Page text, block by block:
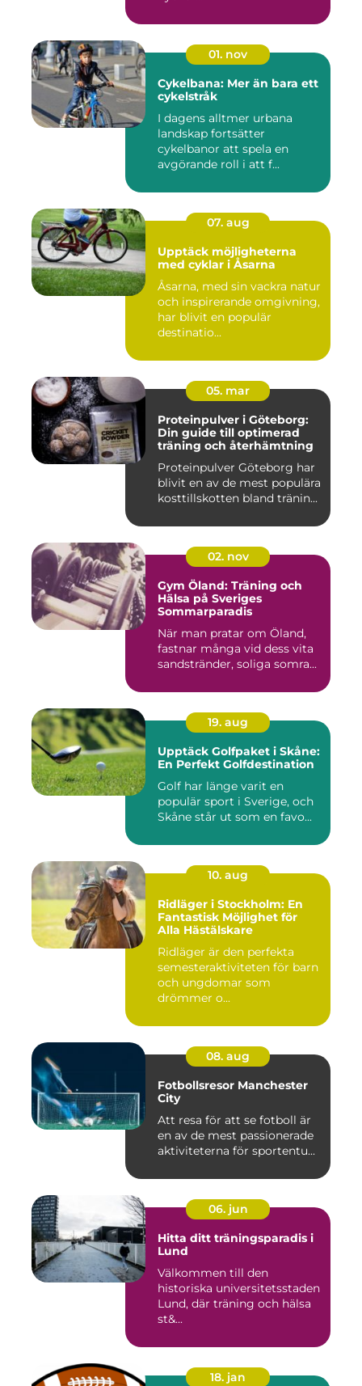
01. nov
Cykelbana: Mer än bara ett
cykelstråk
I dagens alltmer urbana
landskap fortsätter
cykelbanor att spela en
avgörande roll i att f...
07. aug
Upptäck möjligheterna
med cyklar i Åsarna
Åsarna, med sin vackra natur
och inspirerande omgivning,
har blivit en populär
destinatio...
05. mar
Proteinpulver i Göteborg:
Din guide till optimerad
träning och återhämtning
Proteinpulver Göteborg har
blivit en av de mest populära
kosttillskotten bland tränin...
02. nov
Gym Öland: Träning och
Hälsa på Sveriges
Sommarparadis
När man pratar om Öland,
fastnar många vid dess vita
sandstränder, soliga somra...
19. aug
Upptäck Golfpaket i Skåne:
En Perfekt Golfdestination
Golf har länge varit en
populär sport i Sverige, och
Skåne står ut som en favo...
10. aug
Ridläger i Stockholm: En
Fantastisk Möjlighet för
Alla Hästälskare
Ridläger är den perfekta
semesteraktiviteten för barn
och ungdomar som
drömmer o...
08. aug
Fotbollsresor Manchester
City
Att resa för att se fotboll är
en av de mest passionerade
aktiviteterna för sportentu...
06. jun
Hitta ditt träningsparadis i
Lund
Välkommen till den
historiska universitetsstaden
Lund, där träning och hälsa
st&...
18. jan